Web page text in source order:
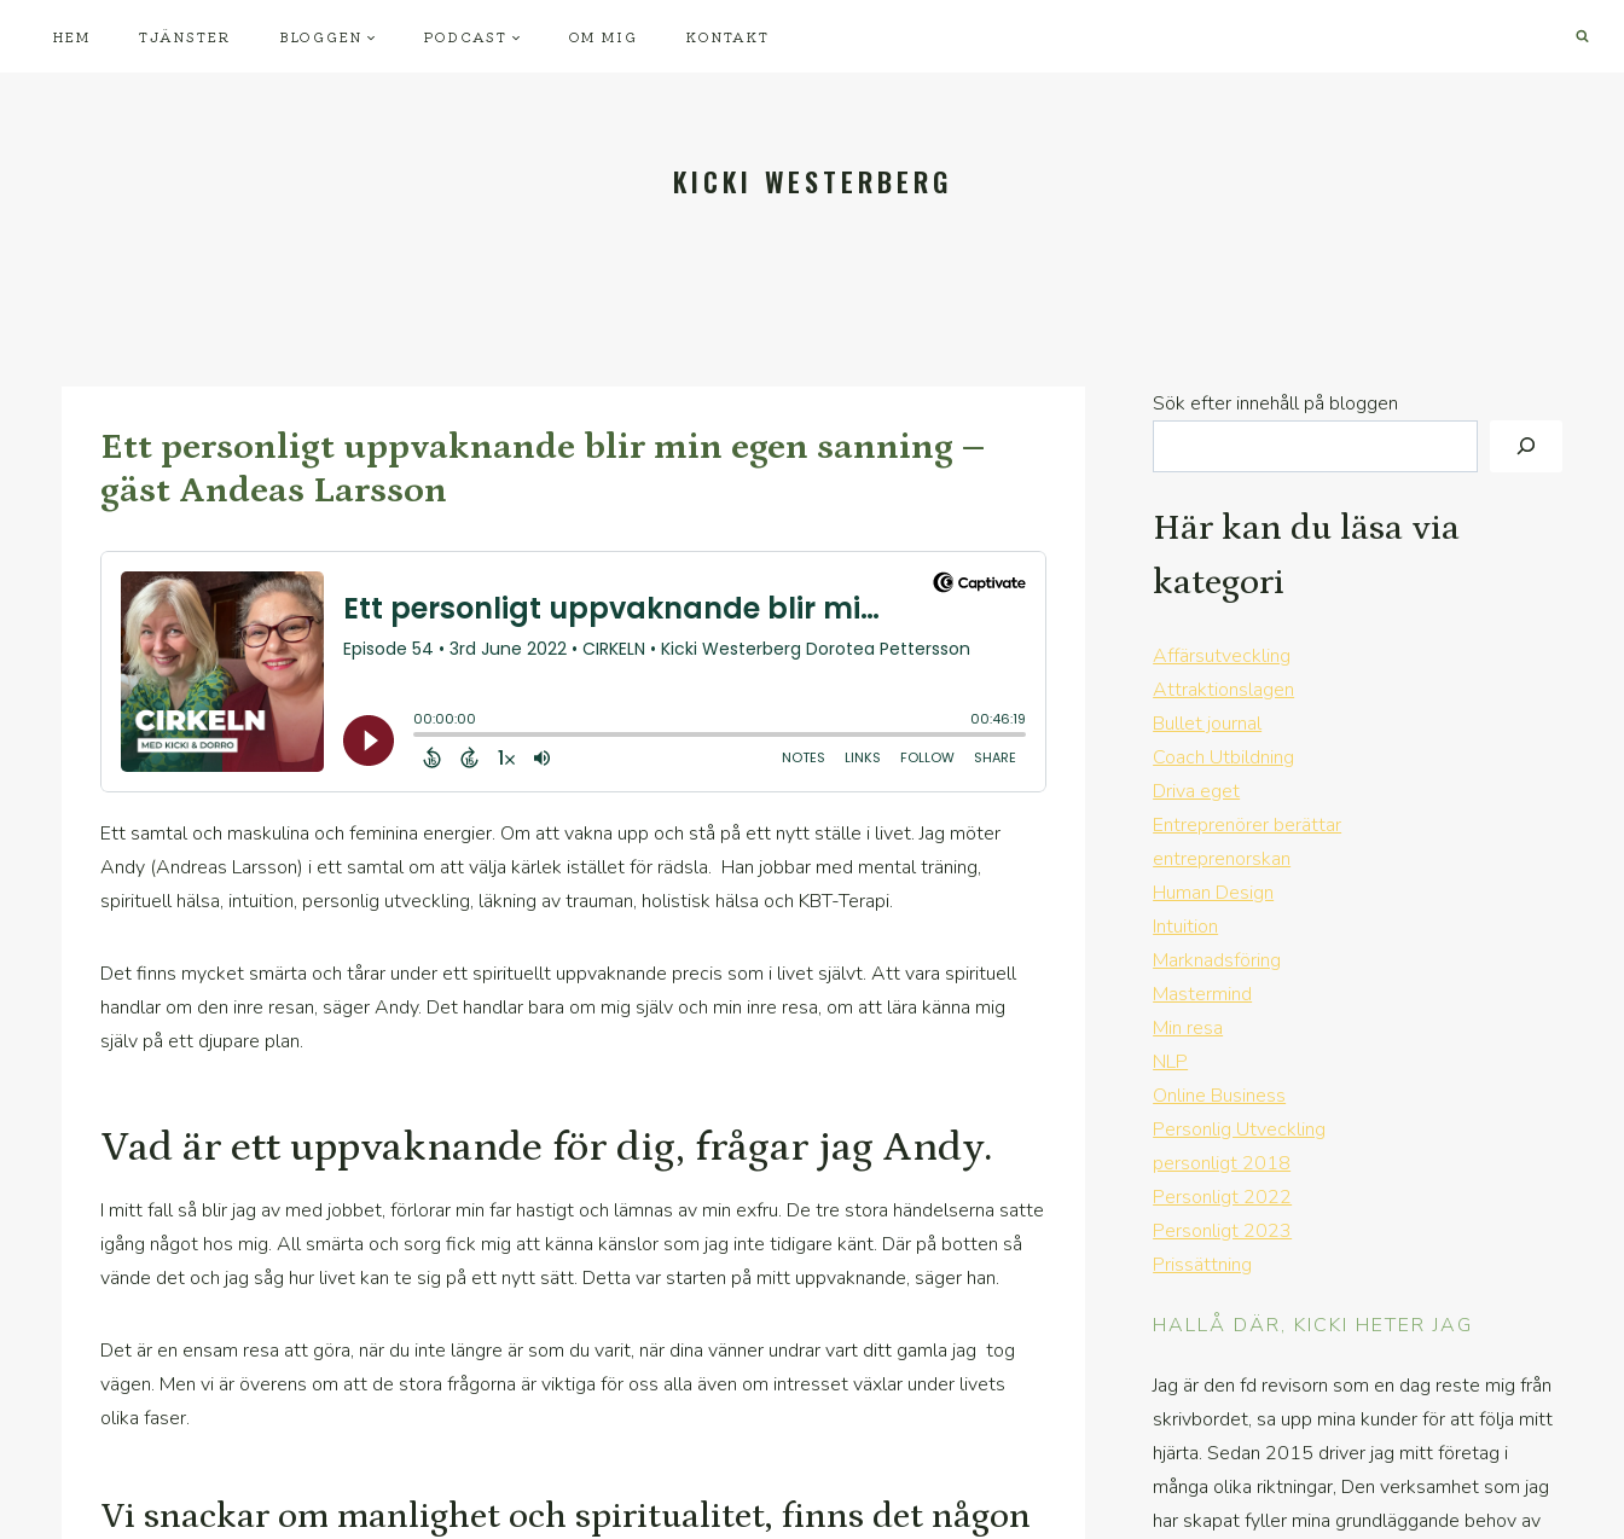
HEM TJÄNSTER BLOGGEN PODCAST OM MIG KONTAKT
KICKI WESTERBERG
Ett personligt uppvaknande blir min egen sanning –
gäst Andeas Larsson
Ett samtal och maskulina och feminina energier. Om att vakna upp och stå på ett nytt ställe i livet. Jag möter
Andy (Andreas Larsson) i ett samtal om att välja kärlek istället för rädsla. Han jobbar med mental träning,
spirituell hälsa, intuition, personlig utveckling, läkning av trauman, holistisk hälsa och KBT-Terapi.
Det finns mycket smärta och tårar under ett spirituellt uppvaknande precis som i livet självt. Att vara spirituell
handlar om den inre resan, säger Andy. Det handlar bara om mig själv och min inre resa, om att lära känna mig
själv på ett djupare plan.
Vad är ett uppvaknande för dig, frågar jag Andy.
I mitt fall så blir jag av med jobbet, förlorar min far hastigt och lämnas av min exfru. De tre stora händelserna satte
igång något hos mig. All smärta och sorg fick mig att känna känslor som jag inte tidigare känt. Där på botten så
vände det och jag såg hur livet kan te sig på ett nytt sätt. Detta var starten på mitt uppvaknande, säger han.
Det är en ensam resa att göra, när du inte längre är som du varit, när dina vänner undrar vart ditt gamla jag tog
vägen. Men vi är överens om att de stora frågorna är viktiga för oss alla även om intresset växlar under livets
olika faser.
Vi snackar om manlighet och spiritualitet, finns det någon
Sök efter innehåll på bloggen
Här kan du läsa via
kategori
Affärsutveckling
Attraktionslagen
Bullet journal
Coach Utbildning
Driva eget
Entreprenörer berättar
entreprenorskan
Human Design
Intuition
Marknadsföring
Mastermind
Min resa
NLP
Online Business
Personlig Utveckling
personligt 2018
Personligt 2022
Personligt 2023
Prissättning
HALLÅ DÄR, KICKI HETER JAG
Jag är den fd revisorn som en dag reste mig från
skrivbordet, sa upp mina kunder för att följa mitt
hjärta. Sedan 2015 driver jag mitt företag i
många olika riktningar, Den verksamhet som jag
har skapat fyller mina grundläggande behov av